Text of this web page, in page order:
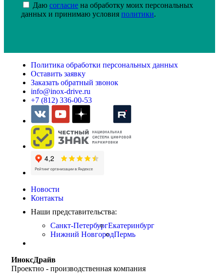
Даю согласие на обработку моих персональных
данных и принимаю условия политики.
Политика обработки персональных данных
Оставить заявку
Заказать обратный звонок
info@inox-drive.ru
+7 (812) 336-00-53
Новости
Контакты
Наши представительства:
Санкт-ПетербургЕкатеринбург
Нижний НовгородПермь
ИноксДрайв
Проектно - производственная компания